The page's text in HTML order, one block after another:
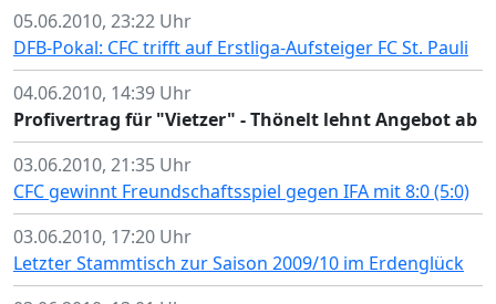
05.06.2010, 23:22 Uhr
DFB-Pokal: CFC trifft auf Erstliga-Aufsteiger FC St. Pauli
04.06.2010, 14:39 Uhr
Profivertrag für "Vietzer" - Thönelt lehnt Angebot ab
03.06.2010, 21:35 Uhr
CFC gewinnt Freundschaftsspiel gegen IFA mit 8:0 (5:0)
03.06.2010, 17:20 Uhr
Letzter Stammtisch zur Saison 2009/10 im Erdenglück